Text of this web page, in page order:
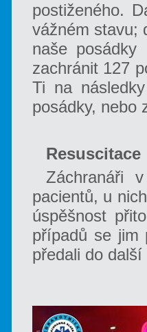
postiženého.
vážném stavu;
naše posádky
zachránit 127
Ti na
posádky, nebo
Resuscitace
Záchranáři
pacientů, u
úspěšnost
případů se jim
předali do